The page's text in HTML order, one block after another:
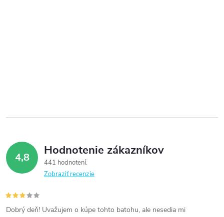
4,8 Hodnotenie zákazníkov
441 hodnotení
Zobraziť recenzie
Dobrý deň! Uvažujem o kúpe tohto batohu, ale nesedia mi